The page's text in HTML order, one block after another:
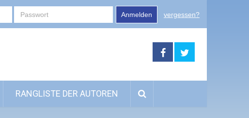
Anmelden vergessen?
RANGLISTE DER AUTOREN